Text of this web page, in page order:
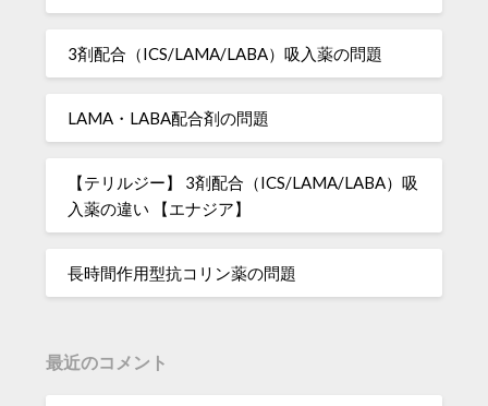
3剤配合（ICS/LAMA/LABA）吸入薬の問題
LAMA・LABA配合剤の問題
【テリルジー】 3剤配合（ICS/LAMA/LABA）吸
入薬の違い 【エナジア】
長時間作用型抗コリン薬の問題
最近のコメント